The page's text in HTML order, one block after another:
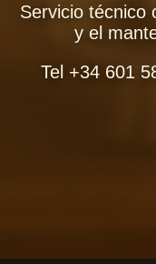
Servicio técnico
y el
Tel +34 601